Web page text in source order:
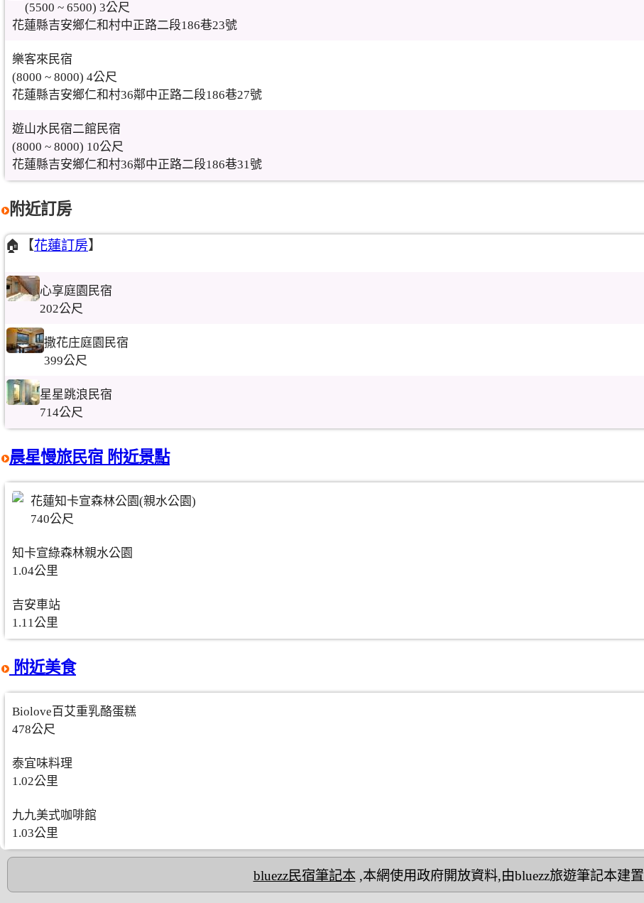
(5500 ~ 6500) 3公尺
花蓮縣吉安鄉仁和村中正路二段186巷23號
樂客來民宿
(8000 ~ 8000) 4公尺
花蓮縣吉安鄉仁和村36鄰中正路二段186巷27號
遊山水民宿二館民宿
(8000 ~ 8000) 10公尺
花蓮縣吉安鄉仁和村36鄰中正路二段186巷31號
附近訂房
🏠【花蓮訂房】
心享庭園民宿
202公尺
撒花庄庭園民宿
399公尺
星星跳浪民宿
714公尺
晨星慢旅民宿 附近景點
花蓮知卡宣森林公園(親水公園)
740公尺
知卡宣綠森林親水公園
1.04公里
吉安車站
1.11公里
附近美食
Biolove百艾重乳酪蛋糕
478公尺
泰宜味料理
1.02公里
九九美式咖啡館
1.03公里
bluezz民宿筆記本,本網使用政府開放資料,由bluezz旅遊筆記本建置